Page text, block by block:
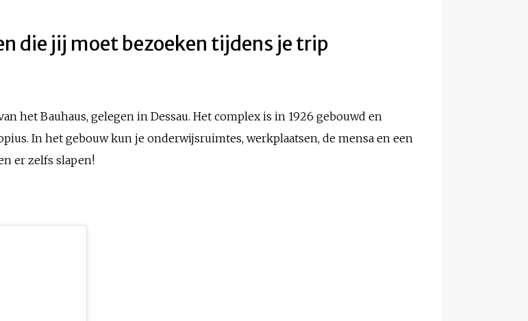
die jij moet bezoeken tijdens je trip
het Bauhaus, gelegen in Dessau. Het complex is in 1926 gebouwd en
In het gebouw kun je onderwijsruimtes, werkplaatsen, de mensa en een
er zelfs slapen!